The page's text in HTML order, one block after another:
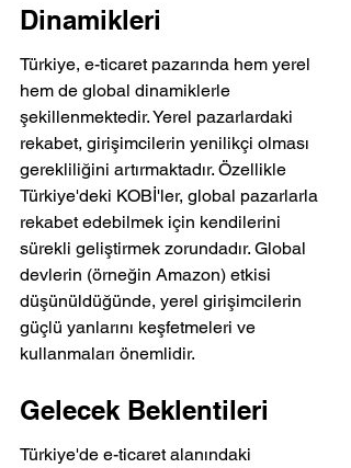
Dinamikleri
Türkiye, e-ticaret pazarında hem yerel
hem de global dinamiklerle
şekillenmektedir. Yerel pazarlardaki
rekabet, girişimcilerin yenilikçi olması
gerekliliğini artırmaktadır. Özellikle
Türkiye'deki KOBİ'ler, global pazarlarla
rekabet edebilmek için kendilerini
sürekli geliştirmek zorundadır. Global
devlerin (örneğin Amazon) etkisi
düşünüldüğünde, yerel girişimcilerin
güçlü yanlarını keşfetmeleri ve
kullanmaları önemlidir.
Gelecek Beklentileri
Türkiye'de e-ticaret alanındaki